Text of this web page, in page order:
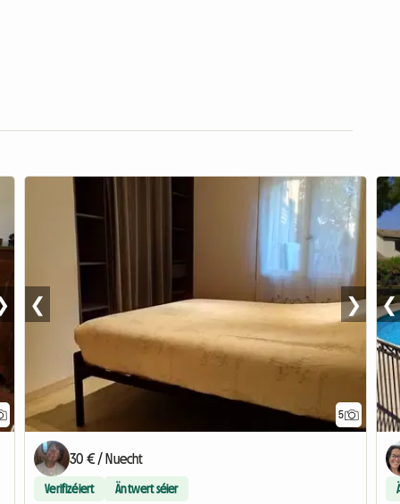
5
❮ ❯
30 € / Nuecht
Verifizéiert Äntwert séier
❮